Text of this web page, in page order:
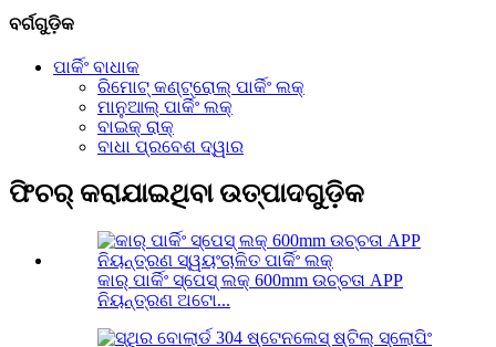
ବର୍ଗଗୁଡ଼ିକ
ପାର୍କିଂ ବାଧାକ
ରିମୋଟ୍ କଣ୍ଟ୍ରୋଲ୍ ପାର୍କିଂ ଲକ୍
ମାନୁଆଲ୍ ପାର୍କିଂ ଲକ୍
ବାଇକ୍ ରାକ୍
ବାଧା ପ୍ରବେଶ ଦ୍ୱାର
ଫିଚର୍ କରାଯାଇଥିବା ଉତ୍ପାଦଗୁଡ଼ିକ
କାର୍ ପାର୍କିଂ ସ୍ପେସ୍ ଲକ୍ 600mm ଉଚ୍ଚତା APP
ନିୟନ୍ତ୍ରଣ ଅଟୋ...